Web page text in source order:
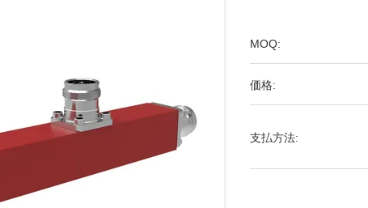
MOQ:
価格:
支払方法: